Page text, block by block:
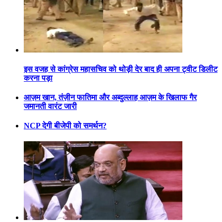
इस वजह से कांग्रेस महासचिव को थोड़ी देर बाद ही अपना ट्वीट डिलीट
करना पड़ा
आज़म खान, तंज़ीन फातिमा और अब्दुल्लाह आज़म के खिलाफ गैर
जमानती वारंट जारी
NCP देगी बीजेपी को समर्थन?